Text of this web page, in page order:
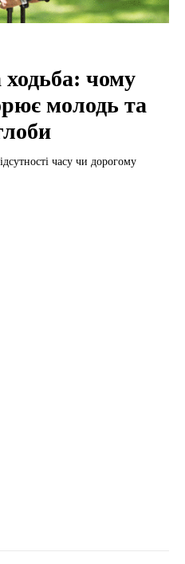
чому
молодь та
часу чи дорогому